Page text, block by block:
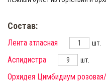
Состав:
Лента атласная шт.
Аспидистра шт.
Орхидея Цимбидиум